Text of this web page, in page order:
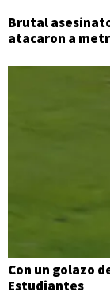
Brutal
atacaron a
Con un golazo
Estudiantes